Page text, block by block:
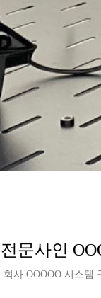
문사인
사 OOOOO 시스